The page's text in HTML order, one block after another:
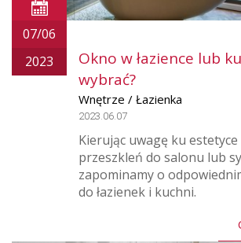
07/06
2023
Okno w łazience lub
wybrać?
Wnętrze / Łazienka
2023.06.07
Kierując uwagę ku estetyce
przeszkleń do salonu lub
zapominamy o
do łazienek i kuchni.